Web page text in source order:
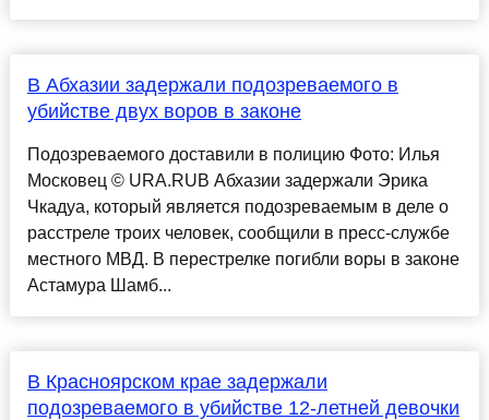
В Абхазии задержали подозреваемого в
убийстве двух воров в законе
Подозреваемого доставили в полицию Фото: Илья
Московец © URA.RUВ Абхазии задержали Эрика
Чкадуа, который является подозреваемым в деле о
расстреле троих человек, сообщили в пресс-службе
местного МВД. В перестрелке погибли воры в законе
Астамура Шамб...
В Красноярском крае задержали
подозреваемого в убийстве 12-летней девочки